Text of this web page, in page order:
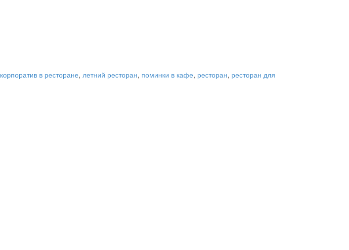
корпоратив в ресторане, летний ресторан, поминки в кафе, ресторан, ресторан для